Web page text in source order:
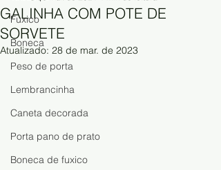
Fuxico
Boneca
Peso de porta
Lembrancinha
Caneta decorada
Porta pano de prato
Boneca de fuxico
GALINHA COM POTE DE
SORVETE
Atualizado: 28 de mar. de 2023